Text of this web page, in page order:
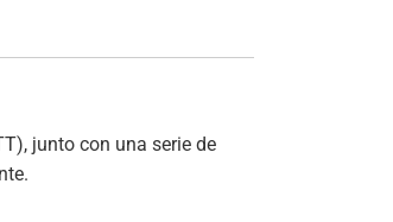
junto con una serie de